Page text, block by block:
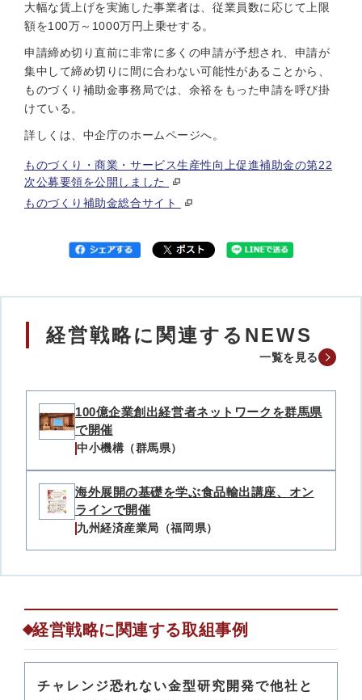
大幅な賃上げを実施した事業者は、従業員数に応じて上限
額を100万～1000万円上乗せする。
申請締め切り直前に非常に多くの申請が予想され、申請が
集中して締め切りに間に合わない可能性があることから、
ものづくり補助金事務局では、余裕をもった申請を呼び掛
けている。
詳しくは、中企庁のホームページへ。
ものづくり・商業・サービス生産性向上促進補助金の第22
次公募要領を公開しました
ものづくり補助金総合サイト
経営戦略に関連するNEWS
一覧を見る
100億企業創出経営者ネットワークを群馬県
で開催
中小機構（群馬県）
海外展開の基礎を学ぶ食品輸出講座、オン
ラインで開催
九州経済産業局（福岡県）
経営戦略に関連する取組事例
チャレンジ恐れない金型研究開発で他社と